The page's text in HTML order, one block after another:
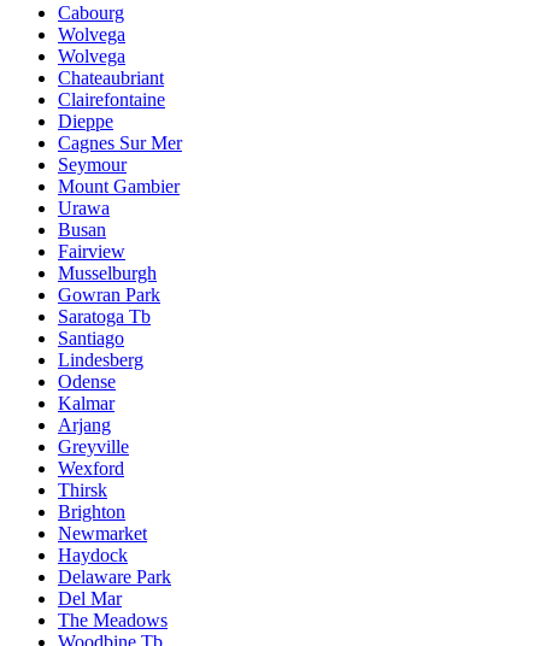
Cabourg
Wolvega
Wolvega
Chateaubriant
Clairefontaine
Dieppe
Cagnes Sur Mer
Seymour
Mount Gambier
Urawa
Busan
Fairview
Musselburgh
Gowran Park
Saratoga Tb
Santiago
Lindesberg
Odense
Kalmar
Arjang
Greyville
Wexford
Thirsk
Brighton
Newmarket
Haydock
Delaware Park
Del Mar
The Meadows
Woodbine Tb